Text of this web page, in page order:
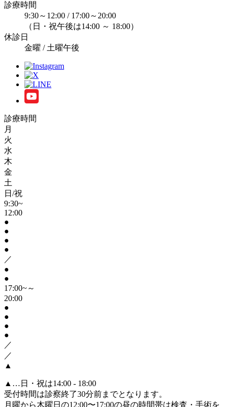
診療時間
9:30～12:00 / 17:00～20:00
（日・祝午後は14:00 ～ 18:00）
休診日
金曜 / 土曜午後
診療時間
月
火
水
木
金
土
日/祝
9:30~
12:00
●
●
●
●
／
●
●
17:00~～
20:00
●
●
●
●
／
／
▲
▲ …日・祝は14:00 - 18:00
受付時間は診察終了30分前までとなります。
月曜から木曜日の12:00〜17:00の昼の時間帯は検査・手術を